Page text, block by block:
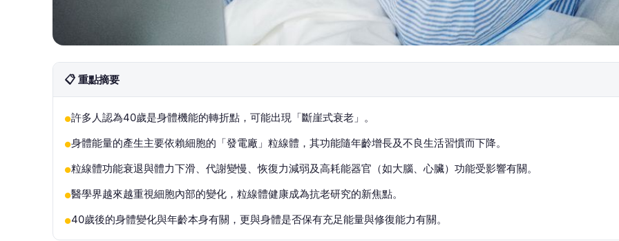
📋 重點摘要
●許多人認為40歲是身體機能的轉折點，可能出現「斷崖式衰老」。
●身體能量的產生主要依賴細胞的「發電廠」粒線體，其功能隨年齡增長及不良生活習慣而下降。
●粒線體功能衰退與體力下滑、代謝變慢、恢復力減弱及高耗能器官（如大腦、心臟）功能受影響有關。
●醫學界越來越重視細胞內部的變化，粒線體健康成為抗老研究的新焦點。
●40歲後的身體變化與年齡本身有關，更與身體是否保有充足能量與修復能力有關。